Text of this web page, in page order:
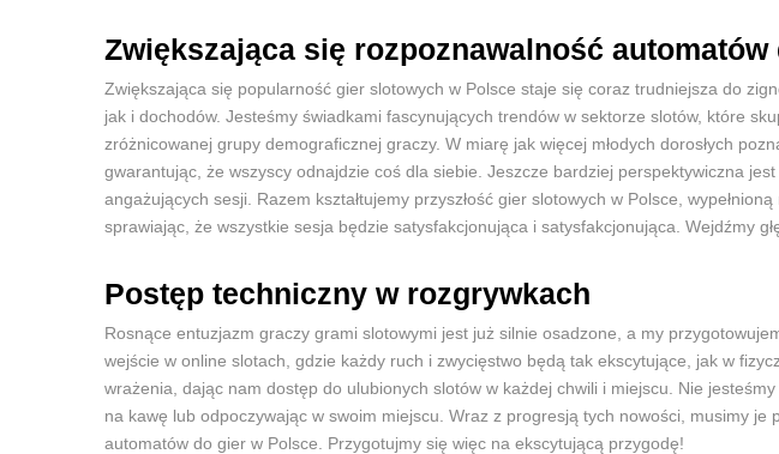
Zwiększająca się rozpoznawalność automatów
Zwiększająca się popularność gier slotowych w Polsce staje się coraz trudniejsza do
jak i dochodów. Jesteśmy świadkami fascynujących trendów w sektorze slotów, które
zróżnicowanej grupy demograficznej graczy. W miarę jak więcej młodych dorosłych
gwarantując, że wszyscy odnajdzie coś dla siebie. Jeszcze bardziej perspektywiczna
angażujących sesji. Razem kształtujemy przyszłość gier slotowych w Polsce,
sprawiając, że wszystkie sesja będzie satysfakcjonująca i satysfakcjonująca. Wejdźmy
Postęp techniczny w rozgrywkach
Rosnące entuzjazm graczy grami slotowymi jest już silnie osadzone, a my
wejście w online slotach, gdzie każdy ruch i zwycięstwo będą tak ekscytujące, jak w
wrażenia, dając nam dostęp do ulubionych slotów w każdej chwili i miejscu. Nie
na kawę lub odpoczywając w swoim miejscu. Wraz z progresją tych nowości, musimy
automatów do gier w Polsce. Przygotujmy się więc na ekscytującą przygodę!